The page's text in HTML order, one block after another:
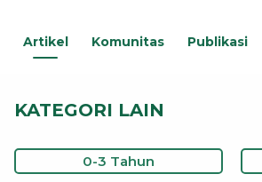
Artikel Komunitas Publikasi
KATEGORI LAIN
0-3 Tahun